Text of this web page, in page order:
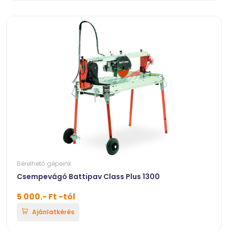
Bérelhető gépeink
Csempevágó Battipav Class Plus 1300
5 000.- Ft -tól
Ajánlatkérés